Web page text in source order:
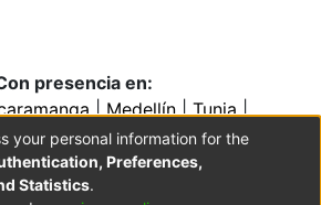
presencia en:
|Medellín|Tunja|
y Colegios de la Orden de
Predicadores
your personal information for the
Preferences,
Statistics.